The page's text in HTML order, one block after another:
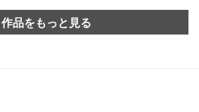
作品をもっと見る